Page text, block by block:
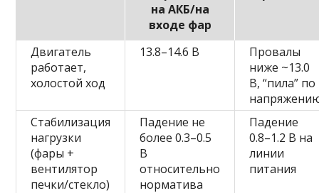
на АКБ/на
входе фар
Двигатель
работает,
холостой ход
13.8–14.6 В
Провалы
ниже ~13.0
В, “пила” по
Стабилизация
нагрузки
(фары +
вентилятор
печки/стекло)
Падение не
более 0.3–0.5
В
относительно
норматива
Падение
0.8–1.2 В на
линии
питания